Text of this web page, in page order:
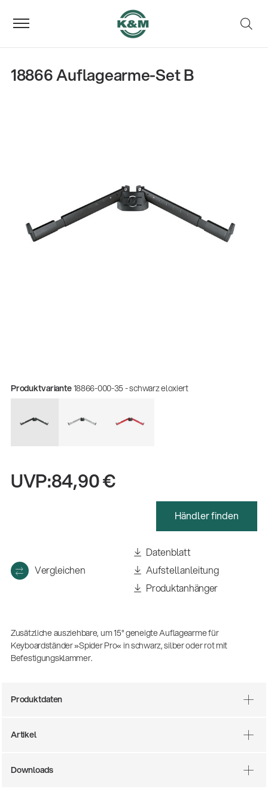
Gitarrenstuhl
Ausbildung | freie Ausbildungsstellen
Gesamtkatalog 2026
(E-Paper)
18866 Auflagearme-Set B
Produktvariante18866-000-35 - schwarz eloxiert
UVP:84,90 €
Händler finden
Vergleichen
Datenblatt
Aufstellanleitung
Produktanhänger
Zusätzliche ausziehbare, um 15° geneigte Auflagearme für
Keyboardständer »Spider Pro« in schwarz, silber oder rot mit
Befestigungsklammer.
Produktdaten
Artikel
Downloads